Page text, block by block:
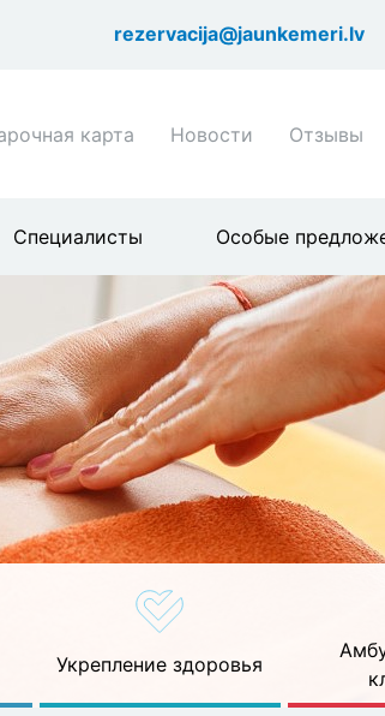
к
rezervacija@jaunkemeri.lv
карта Новости Отзывы
Специалисты Особые
Укрепление здоровья